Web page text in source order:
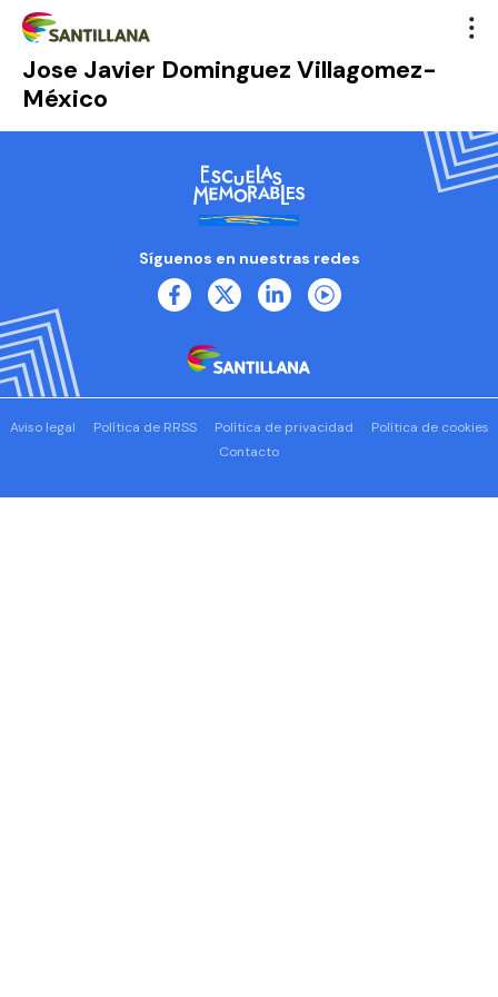
Jose Javier Dominguez Villagomez-
México
Síguenos en nuestras redes
Aviso legal Política de RRSS Política de privacidad
Política de cookies
Contacto